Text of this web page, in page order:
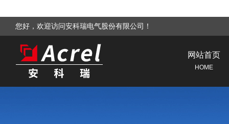
您好，欢迎访问安科瑞电气股份有限公司！
网站首页
HOME